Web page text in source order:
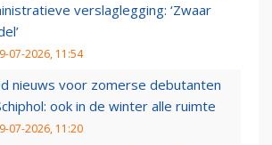
verslaglegging: ‘Zwaar
07-2026, 11:54
nieuws voor zomerse debutanten
ook in de winter alle ruimte
07-2026, 11:20